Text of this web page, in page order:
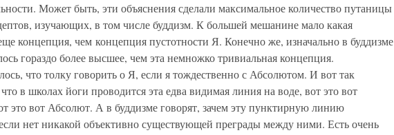
Может быть, эти объяснения сделали максимальное количество путаницы
изучающих, в том числе буддизм. К большей мешанине мало какая
концепция, чем концепция пустотности Я. Конечно же, изначально в буддизме
гораздо более высшее, чем эта немножко тривиальная концепция.
что толку говорить о Я, если я тождественно с Абсолютом. И вот так
в школах йоги проводится эта едва видимая линия на воде, вот это вот
это вот Абсолют. А в буддизме говорят, зачем эту пунктирную линию
нет никакой объективно существующей преграды между ними. Есть очень